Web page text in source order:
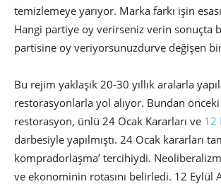
temizlemeye yarıyor. Marka farkı işin
Hangi partiye oy verirseniz verin sonuçta
partisine oy veriyorsunuzdurve değişen
Bu rejim yaklaşık 20-30 yıllık aralarla
restorasyonlarla yol alıyor. Bundan
restorasyon, ünlü 24 Ocak Kararları ve 12
darbesiyle yapılmıştı. 24 Ocak kararları
kompradorlaşma’ tercihiydi.
ve ekonominin rotasını belirledi. 12 Eylül